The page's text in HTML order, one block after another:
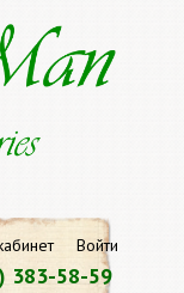
Войти
383-58-59